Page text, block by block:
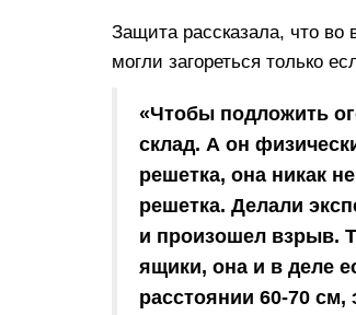
Защита рассказала, что во
могли загореться только
«Чтобы подложить
склад. А он
решетка, она никак
решетка. Делали
и произошел взрыв.
ящики, она и в деле
расстоянии 60-70